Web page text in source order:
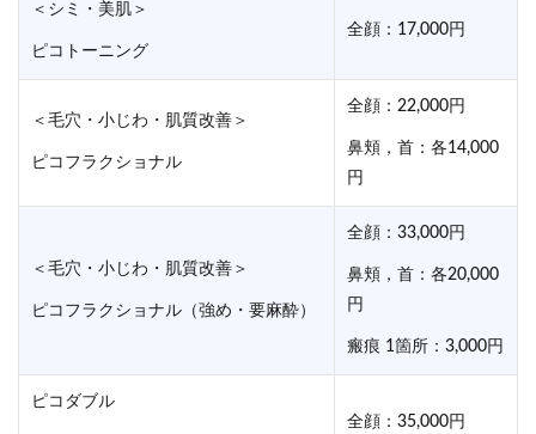
＜シミ・美肌＞
ピコトーニング
全顔：17,000円
＜毛穴・小じわ・肌質改善＞
ピコフラクショナル
全顔：22,000円
鼻頬，首：各14,000
円
＜毛穴・小じわ・肌質改善＞
ピコフラクショナル（強め・要麻酔）
全顔：33,000円
鼻頬，首：各20,000
円
瘢痕 1箇所：3,000円
ピコダブル
全顔：35,000円